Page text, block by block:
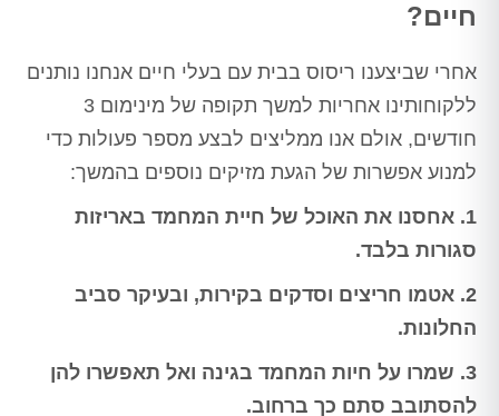
חיים?
אחרי שביצענו ריסוס בבית עם בעלי חיים אנחנו נותנים
ללקוחותינו אחריות למשך תקופה של מינימום 3
חודשים, אולם אנו ממליצים לבצע מספר פעולות כדי
למנוע אפשרות של הגעת מזיקים נוספים בהמשך:
1. אחסנו את האוכל של חיית המחמד באריזות
סגורות בלבד.
2. אטמו חריצים וסדקים בקירות, ובעיקר סביב
החלונות.
3. שמרו על חיות המחמד בגינה ואל תאפשרו להן
להסתובב סתם כך ברחוב.